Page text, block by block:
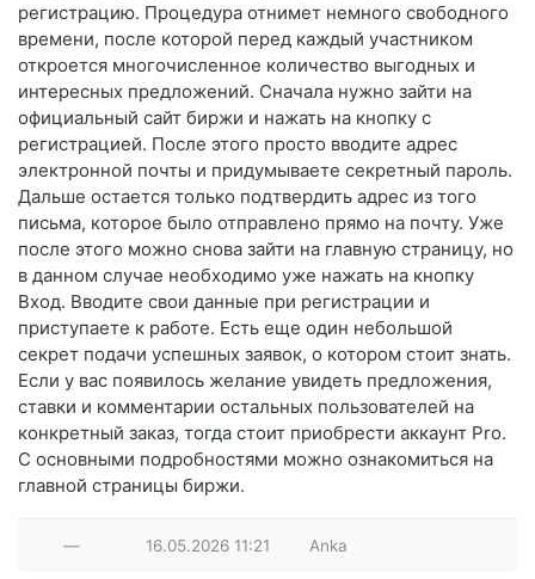
регистрацию. Процедура отнимет немного свободного
времени, после которой перед каждый участником
откроется многочисленное количество выгодных и
интересных предложений. Сначала нужно зайти на
официальный сайт биржи и нажать на кнопку с
регистрацией. После этого просто вводите адрес
электронной почты и придумываете секретный пароль.
Дальше остается только подтвердить адрес из того
письма, которое было отправлено прямо на почту. Уже
после этого можно снова зайти на главную страницу, но
в данном случае необходимо уже нажать на кнопку
Вход. Вводите свои данные при регистрации и
приступаете к работе. Есть еще один небольшой
секрет подачи успешных заявок, о котором стоит знать.
Если у вас появилось желание увидеть предложения,
ставки и комментарии остальных пользователей на
конкретный заказ, тогда стоит приобрести аккаунт Pro.
С основными подробностями можно ознакомиться на
главной страницы биржи.
— 16.05.2026 11:21 Anka